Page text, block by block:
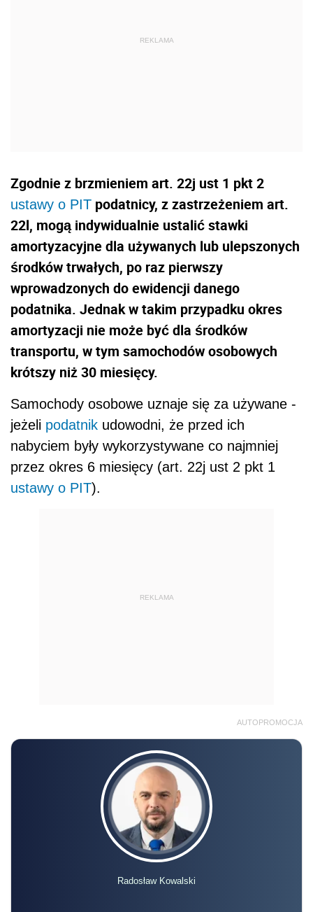
Zgodnie z brzmieniem art. 22j ust 1 pkt 2
ustawy o PIT podatnicy, z zastrzeżeniem art.
22l, mogą indywidualnie ustalić stawki
amortyzacyjne dla używanych lub ulepszonych
środków trwałych, po raz pierwszy
wprowadzonych do ewidencji danego
podatnika. Jednak w takim przypadku okres
amortyzacji nie może być dla środków
transportu, w tym samochodów osobowych
krótszy niż 30 miesięcy.
Samochody osobowe uznaje się za używane -
jeżeli podatnik udowodni, że przed ich
nabyciem były wykorzystywane co najmniej
przez okres 6 miesięcy (art. 22j ust 2 pkt 1
ustawy o PIT).
REKLAMA
AUTOPROMOCJA
Radosław Kowalski